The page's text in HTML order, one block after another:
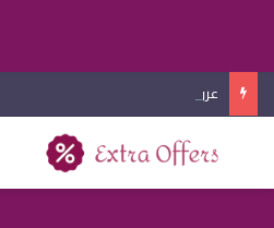
عروض كفرات السيارات اليوم الوطني 2026
بحث عن